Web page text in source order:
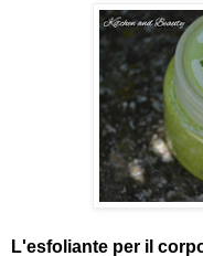
L'esfoliante per il